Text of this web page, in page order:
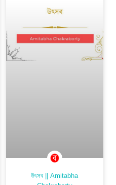
উৎসব || Amitabha